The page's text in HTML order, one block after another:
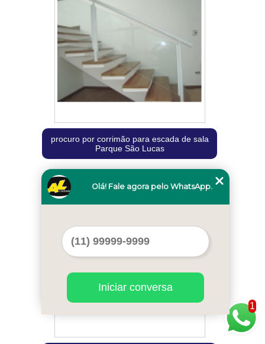
procuro por corrimão para escada de sala
Parque São Lucas
Cod.:20461
1
Olá! Fale agora pelo WhatsApp.
Iniciar conversa